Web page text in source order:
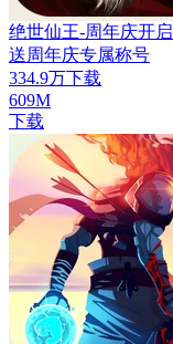
绝世仙王-周年庆开启
送周年庆专属称号
334.9万下载
609M
下载